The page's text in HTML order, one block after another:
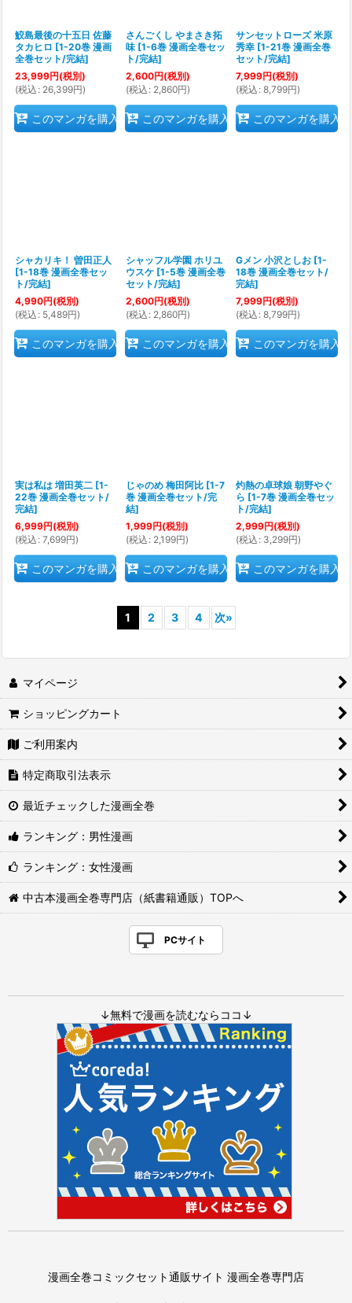
鮫島最後の十五日 佐藤
タカヒロ [1-20巻 漫画
全巻セット/完結]
23,999円(税別)
(税込 : 26,399円)
このマンガを購入
さんごくし やまさき拓
味 [1-6巻 漫画全巻セッ
ト/完結]
2,600円(税別)
(税込 : 2,860円)
このマンガを購入
サンセットローズ 米原
秀幸 [1-21巻 漫画全巻
セット/完結]
7,999円(税別)
(税込 : 8,799円)
このマンガを購入
シャカリキ！ 曽田正人
[1-18巻 漫画全巻セッ
ト/完結]
4,990円(税別)
(税込 : 5,489円)
このマンガを購入
シャッフル学園 ホリユ
ウスケ [1-5巻 漫画全巻
セット/完結]
2,600円(税別)
(税込 : 2,860円)
このマンガを購入
Gメン 小沢としお [1-
18巻 漫画全巻セット/
完結]
7,999円(税別)
(税込 : 8,799円)
このマンガを購入
実は私は 増田英二 [1-
22巻 漫画全巻セット/
完結]
6,999円(税別)
(税込 : 7,699円)
このマンガを購入
じゃのめ 梅田阿比 [1-7
巻 漫画全巻セット/完
結]
1,999円(税別)
(税込 : 2,199円)
このマンガを購入
灼熱の卓球娘 朝野やぐ
ら [1-7巻 漫画全巻セッ
ト/完結]
2,999円(税別)
(税込 : 3,299円)
このマンガを購入
1 2 3 4 次»
マイページ
ショッピングカート
ご利用案内
特定商取引法表示
最近チェックした漫画全巻
ランキング：男性漫画
ランキング：女性漫画
中古本漫画全巻専門店（紙書籍通販）TOPへ
PCサイト
↓無料で漫画を読むならココ↓
漫画全巻コミックセット通販サイト 漫画全巻専門店